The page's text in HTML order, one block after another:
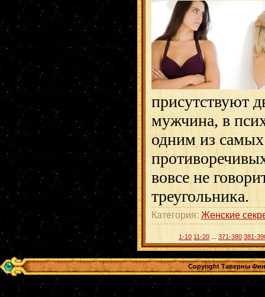
присутствуют
мужчина, в
одним из
вовсе не
треугольника.
Категория: Женские
1-10 11-20 371-380 381-
Copyright Таверны